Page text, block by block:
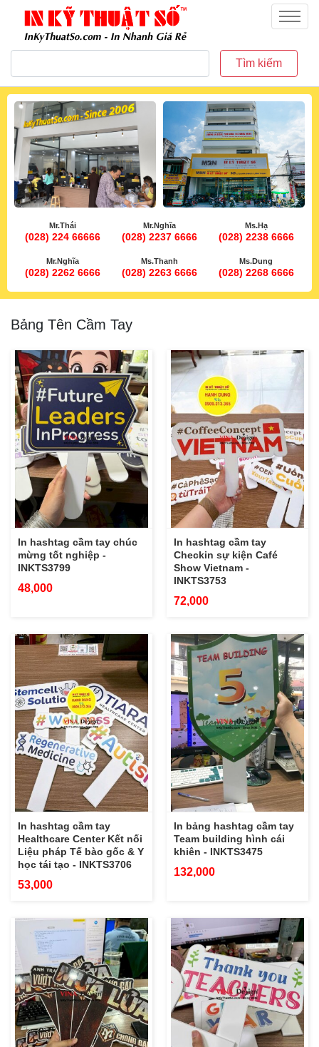
inkythuatso.com
Menu
Tìm kiếm
Mr.Thái
(028) 224 66666
Mr.Nghĩa
(028) 2237 6666
Ms.Hạ
(028) 2238 6666
Mr.Nghĩa
(028) 2262 6666
Ms.Thanh
(028) 2263 6666
Ms.Dung
(028) 2268 6666
Bảng Tên Cầm Tay
In hashtag cầm tay chúc
mừng tốt nghiệp -
INKTS3799
48,000
In hashtag cầm tay
Checkin sự kiện Café
Show Vietnam -
INKTS3753
72,000
In hashtag cầm tay
Healthcare Center Kết nối
Liệu pháp Tế bào gốc & Y
học tái tạo - INKTS3706
53,000
In bảng hashtag cầm tay
Team building hình cái
khiên - INKTS3475
132,000